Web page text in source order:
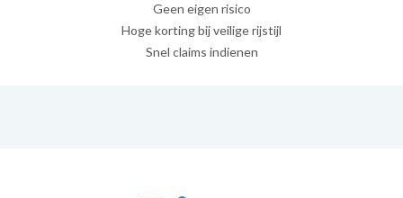
Geen eigen risico
Hoge korting bij veilige rijstijl
Snel claims indienen